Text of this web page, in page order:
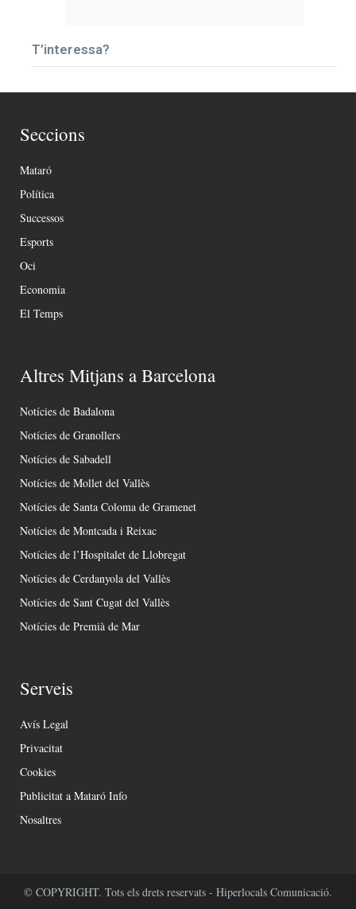
T’interessa?
Seccions
Mataró
Política
Successos
Esports
Oci
Economia
El Temps
Altres Mitjans a Barcelona
Notícies de Badalona
Notícies de Granollers
Notícies de Sabadell
Notícies de Mollet del Vallès
Notícies de Santa Coloma de Gramenet
Notícies de Montcada i Reixac
Notícies de l’Hospitalet de Llobregat
Notícies de Cerdanyola del Vallès
Notícies de Sant Cugat del Vallès
Notícies de Premià de Mar
Serveis
Avís Legal
Privacitat
Cookies
Publicitat a Mataró Info
Nosaltres
© COPYRIGHT. Tots els drets reservats - Hiperlocals Comunicació.